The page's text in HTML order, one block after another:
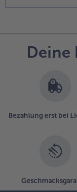
Bezahlung erst bei